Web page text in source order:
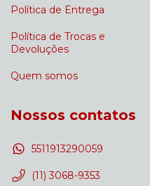
Política de Entrega
Política de Trocas e
Devoluções
Quem somos
Nossos contatos
5511913290059
(11) 3068-9353